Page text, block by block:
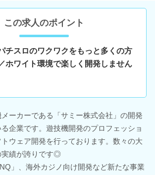
この求人のポイント
チスロのワクワクをもっと多くの方
ホワイト環境で楽しく開発しません
ーカーである「サミー株式会社」の開発
企業です。遊技機開発のプロフェッショ
ウェア開発を行っております。数々の大
実績が誇りです◎
」、海外カジノ向け開発など新たな事業